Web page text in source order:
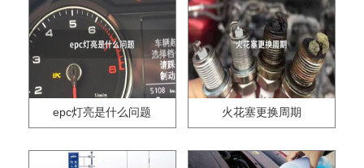
epc灯亮是什么问题 火花塞更换周期